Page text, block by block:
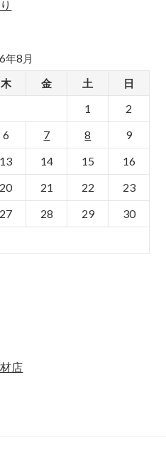
年8月
木 金 土 日
1
2
6 7 8
9
13 14 15
16
20 21 22
23
27 28 29
30
店